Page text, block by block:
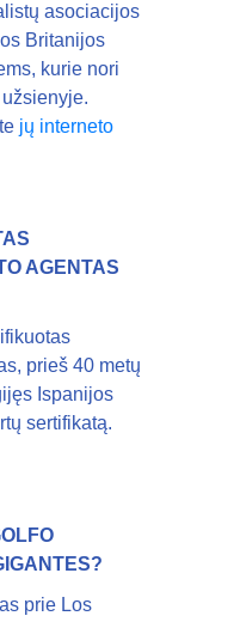
asociacijos
Britanijos
kurie nori
jų interneto
AGENTAS
prieš 40 metų
Ispanijos
sertifikatą.
prie Los